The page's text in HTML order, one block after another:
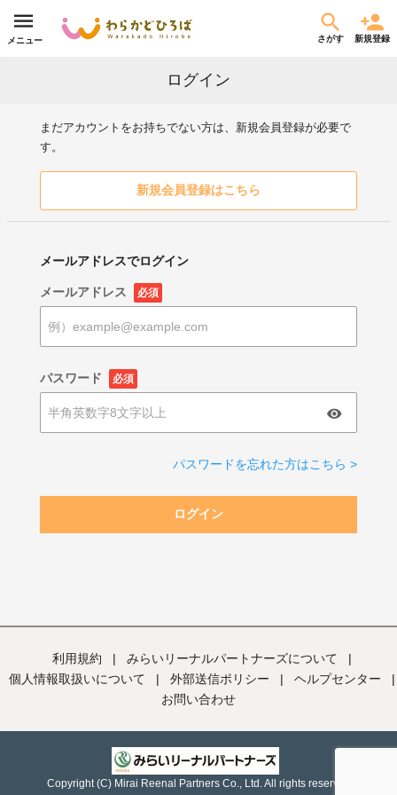
メニュー さがす 新規登録
ログイン
まだアカウントをお持ちでない方は、新規会員登録が必要で
す。
新規会員登録はこちら
メールアドレスでログイン
メールアドレス 必須
パスワード 必須
パスワードを忘れた方はこちら >
ログイン
利用規約 | みらいリーナルパートナーズについて
|
個人情報取扱いについて
| 外部送信ポリシー | ヘルプセンター
|
お問い合わせ
Copyright (C) Mirai Reenal Partners Co., Ltd. All rights reserved